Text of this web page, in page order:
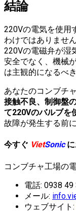
結論
220Vの電気を使用
わけではありませ
220Vの電磁弁が湿
安全でなく、機械
は主観的になるべ
あなたのコンブチ
接触不良、制御盤
て220Vのバルブを
故障が発生する前
今すぐ VietSonicに
コンブチャ工場の
電話: 0938 49
メール:
ウェブサイト: